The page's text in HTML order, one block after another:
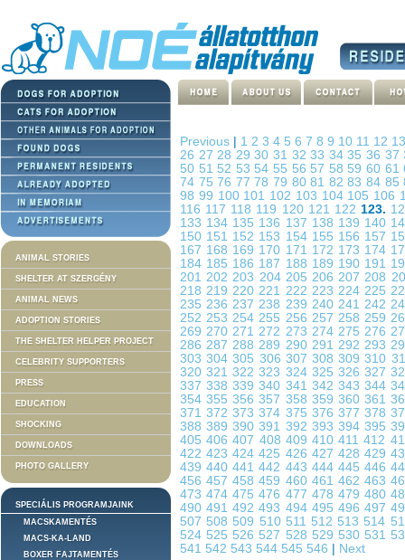
ANIMAL STORIES
SHELTER AT SZERGÉNY
ANIMAL NEWS
ADOPTION STORIES
THE SHELTER HELPER PROJECT
CELEBRITY SUPPORTERS
PRESS
EDUCATION
SHOCKING
DOWNLOADS
PHOTO GALLERY
SPECIÁLIS PROGRAMJAINK
MACSKAMENTÉS
MACS-KA-LAND
BOXER FAJTAMENTÉS
Previous 1 2 3 4 5 6 7 8 9 10 11 12
26 2728 293031 3233 343536 37
50 51 52 53 54 55 56 57 58 5960 61
74 7576 777879 8081 828384 85
98 99 100 101 102 103 104 105 106
116 117 118 119 120 121 122 123.
133 134 135 136 137 138 139 140
150 151 152 153 154 155 156 157
167 168 169 170 171 172 173 174
184 185 186 187 188 189 190 191
201202203 204 205 206207208
218219220221 222 223 224 225
235236237238 239 240 241 242
252253254255 256 257 258 259
269270271272 273 274 275 276
286287288289 290 291 292 293
303304305 306 307 308309310
320321322323 324 325 326 327
337338339340 341 342 343 344
354355356357 358 359 360 361
371372373374 375 376 377 378
388389390391 392 393 394 395
405406407 408 409 410411412
422423424425 426 427 428 429
439440441442 443 444 445 446
456457458459 460 461 462 463
473474475476 477 478 479 480
490491492493 494 495 496 497
507 508 509 510 511 512 513 514
524 525 526 527 528 529 530 531
541 542 543 544 545 546 Next